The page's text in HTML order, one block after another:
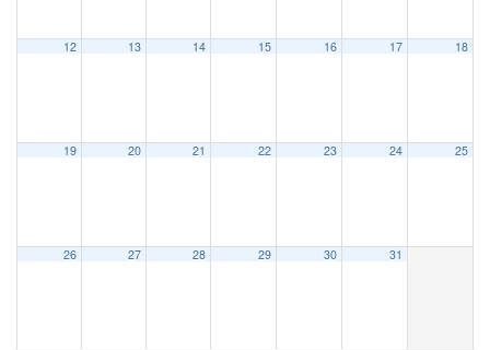
12 13 14 15 16 17 18
19 20 21 22 23 24 25
26 27 28 29 30 31